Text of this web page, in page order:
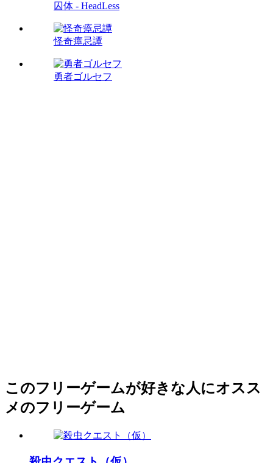
囚体 - HeadLess
怪奇瘴忌譚
勇者ゴルセフ
このフリーゲームが好きな人にオスス
メのフリーゲーム